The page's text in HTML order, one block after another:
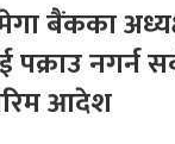
बैंकका
नगर्न
आदेश